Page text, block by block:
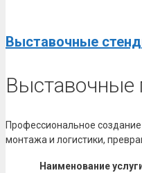
Выставочные
Выставочные
Профессиональное
монтажа и логистики,
Наименование